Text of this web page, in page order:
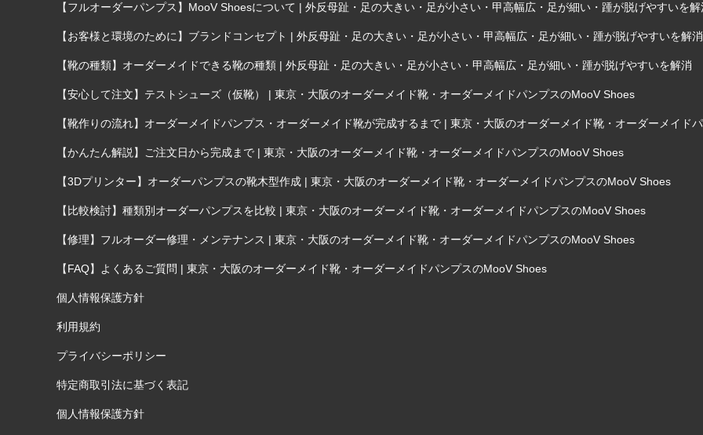
【フルオーダーパンプス】MooV Shoesについて | 外反母趾・足の大きい・足が小さい・甲高幅広・足が細い・踵が脱げやすいを解
【お客様と環境のために】ブランドコンセプト | 外反母趾・足の大きい・足が小さい・甲高幅広・足が細い・踵が脱げやすいを解消
【靴の種類】オーダーメイドできる靴の種類 | 外反母趾・足の大きい・足が小さい・甲高幅広・足が細い・踵が脱げやすいを解消
【安心して注文】テストシューズ（仮靴） | 東京・大阪のオーダーメイド靴・オーダーメイドパンプスのMooV Shoes
【靴作りの流れ】オーダーメイドパンプス・オーダーメイド靴が完成するまで | 東京・大阪のオーダーメイド靴・オーダーメイド
【かんたん解説】ご注文日から完成まで | 東京・大阪のオーダーメイド靴・オーダーメイドパンプスのMooV Shoes
【3Dプリンター】オーダーパンプスの靴木型作成 | 東京・大阪のオーダーメイド靴・オーダーメイドパンプスのMooV Shoes
【比較検討】種類別オーダーパンプスを比較 | 東京・大阪のオーダーメイド靴・オーダーメイドパンプスのMooV Shoes
【修理】フルオーダー修理・メンテナンス | 東京・大阪のオーダーメイド靴・オーダーメイドパンプスのMooV Shoes
【FAQ】よくあるご質問 | 東京・大阪のオーダーメイド靴・オーダーメイドパンプスのMooV Shoes
個人情報保護方針
利用規約
プライバシーポリシー
特定商取引法に基づく表記
個人情報保護方針